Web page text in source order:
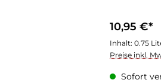
10,95 €*
Inhalt: 0.75
Preise inkl.
Sofort